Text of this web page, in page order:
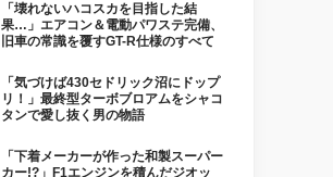
「壊れないハコスカを目指した結
果…」エアコン＆電動パワステ完備、
旧車の常識を覆すGT-R仕様のすべて
「気づけば430セドリック沼にドップ
リ！」最終型ターボブロアムをシャコ
タンで愛し抜く男の物語
「下着メーカーが作った和製スーパー
カー!?」F1エンジンを積んだジオッ